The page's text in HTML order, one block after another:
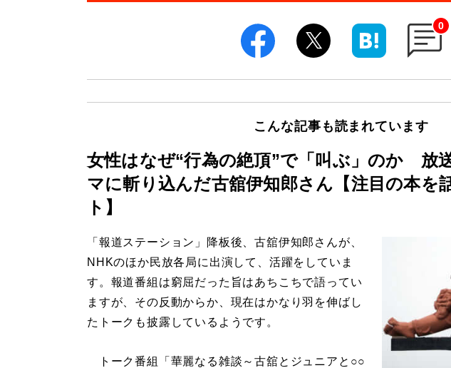
0
こんな記事も読まれています
女性はなぜ“行為の絶頂”で「叫ぶ」のか 放
マに斬り込んだ古舘伊知郎さん【注目の本を
ト】
「報道ステーション」降板後、古舘伊知郎さんが、
NHKのほか民放各局に出演して、活躍をしていま
す。報道番組は窮屈だった旨はあちこちで語ってい
ますが、その反動からか、現在はかなり羽を伸ばし
たトークも披露しているようです。
トーク番組「華麗なる雑談～古舘とジュニアと○○